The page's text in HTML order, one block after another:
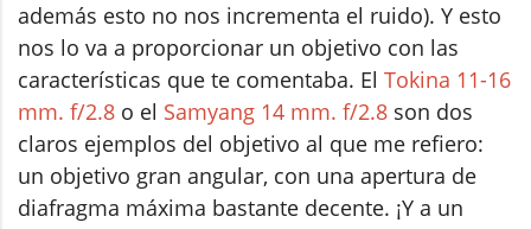
además esto no nos incrementa el ruido). Y esto
nos lo va a proporcionar un objetivo con las
características que te comentaba. El Tokina 11-16
mm. f/2.8 o el Samyang 14 mm. f/2.8 son dos
claros ejemplos del objetivo al que me refiero:
un objetivo gran angular, con una apertura de
diafragma máxima bastante decente. ¡Y a un